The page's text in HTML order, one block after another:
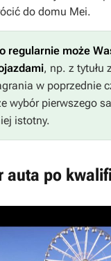
do domu Mei.
regularnie może
, np. z tytułu
w poprzednie
wybór pierwszego
istotny.
auta po